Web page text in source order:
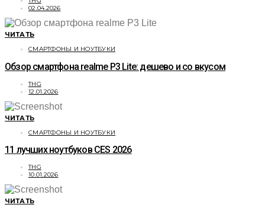
02.04.2026
ЧИТАТЬ
СМАРТФОНЫ И НОУТБУКИ
Обзор смартфона realme P3 Lite: дешево и со вкусом
THG
12.01.2026
ЧИТАТЬ
СМАРТФОНЫ И НОУТБУКИ
11 лучших ноутбуков CES 2026
THG
10.01.2026
ЧИТАТЬ